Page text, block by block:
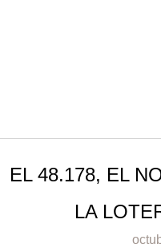
EL 48.178, EL
LA